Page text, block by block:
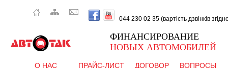
044 230 02 35 (вартість дзвінків
ФИНАНСИРОВАНИЕ
НОВЫХ АВТОМОБИЛЕЙ
О НАС ПРАЙС-ЛИСТ ДОГОВОР ВОПРОСЫ